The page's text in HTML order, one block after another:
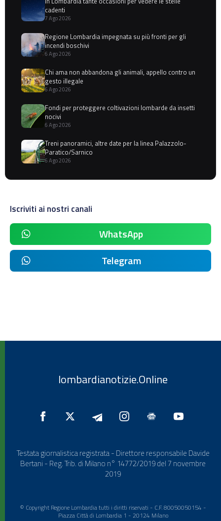
cadenti
7 Ago 2026
Regione Lombardia impegnata su più fronti per gli
incendi boschivi
6 Ago 2026
Chi ama non abbandona gli animali, appello contro un
gesto illegale
6 Ago 2026
Fondi per proteggere coltivazioni lombarde da insetti
nocivi
6 Ago 2026
Treni panoramici, altre date per la linea Palazzolo-
Paratico/Sarnico
6 Ago 2026
Iscriviti ai nostri canali
WhatsApp
Telegram
lombardianotizie.Online
Testata giornalistica registrata - Direttore responsabile Davide
Bertani - Reg. Trib. di Milano n° 14772/2019 del 7 novembre
2019
© Copyright Regione Lombardia tutti i diritti riservati - C.F. 80050050154 -
Piazza Città di Lombardia 1 - 20124 Milano